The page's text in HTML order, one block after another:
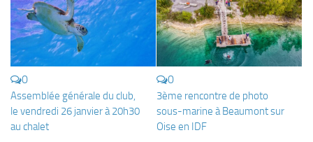
0
Assemblée générale du club,
le vendredi 26 janvier à 20h30
au chalet
0
3ème rencontre de photo
sous-marine à Beaumont sur
Oise en IDF